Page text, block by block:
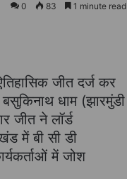
0
83 1 minute read
जीत दर्ज कर
धाम (झारमुंडी
जीत ने लॉर्ड
में बी सी डी
में जोश